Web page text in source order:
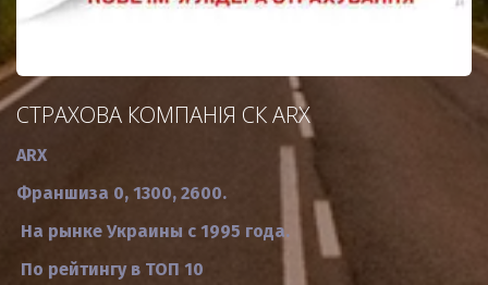
СТРАХОВА КОМПАНІЯ СК ARX
ARX
Франшиза 0, 1300, 2600.
На рынке Украины с 1995 года.
По рейтингу в ТОП 10